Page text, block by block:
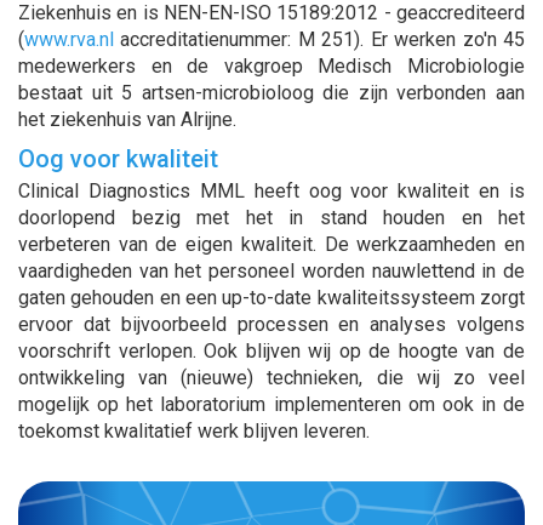
Ziekenhuis en is NEN-EN-ISO 15189:2012 - geaccrediteerd
(www.rva.nl accreditatienummer: M 251). Er werken zo'n 45
medewerkers en de vakgroep Medisch Microbiologie
bestaat uit 5 artsen-microbioloog die zijn verbonden aan
het ziekenhuis van Alrijne.
Oog voor kwaliteit
Clinical Diagnostics MML heeft oog voor kwaliteit en is
doorlopend bezig met het in stand houden en het
verbeteren van de eigen kwaliteit. De werkzaamheden en
vaardigheden van het personeel worden nauwlettend in de
gaten gehouden en een up-to-date kwaliteitssysteem zorgt
ervoor dat bijvoorbeeld processen en analyses volgens
voorschrift verlopen. Ook blijven wij op de hoogte van de
ontwikkeling van (nieuwe) technieken, die wij zo veel
mogelijk op het laboratorium implementeren om ook in de
toekomst kwalitatief werk blijven leveren.